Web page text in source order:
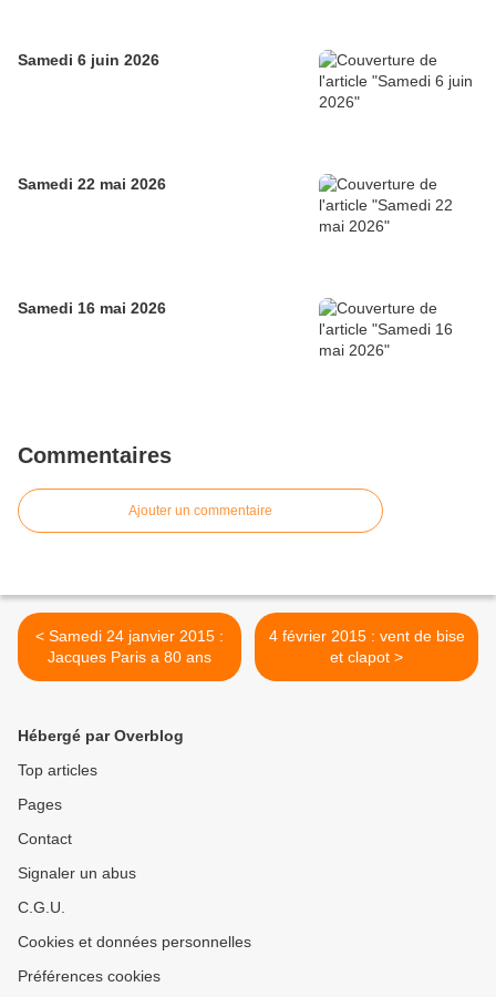
Samedi 6 juin 2026
Samedi 22 mai 2026
Samedi 16 mai 2026
Commentaires
Ajouter un commentaire
< Samedi 24 janvier 2015 :
Jacques Paris a 80 ans
4 février 2015 : vent de bise
et clapot >
Hébergé par Overblog
Top articles
Pages
Contact
Signaler un abus
C.G.U.
Cookies et données personnelles
Préférences cookies